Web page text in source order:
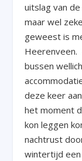
uitslag van
maar wel
geweest is
Heerenveen.
bussen
deze keer
het moment
kon leggen
nachtrust
wintertijd een